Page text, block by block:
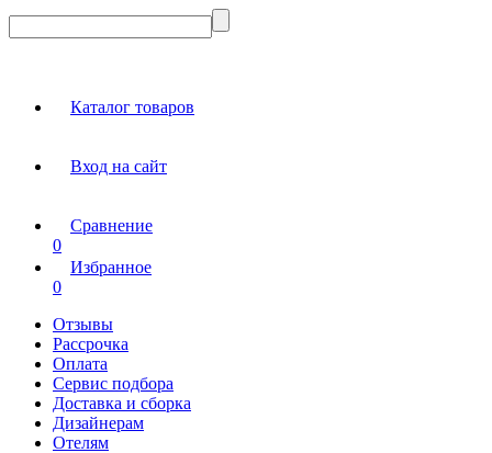
Каталог товаров
Вход на сайт
Сравнение
0
Избранное
0
Отзывы
Рассрочка
Оплата
Сервис подбора
Доставка и сборка
Дизайнерам
Отелям